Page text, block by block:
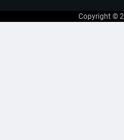
Copyright ©